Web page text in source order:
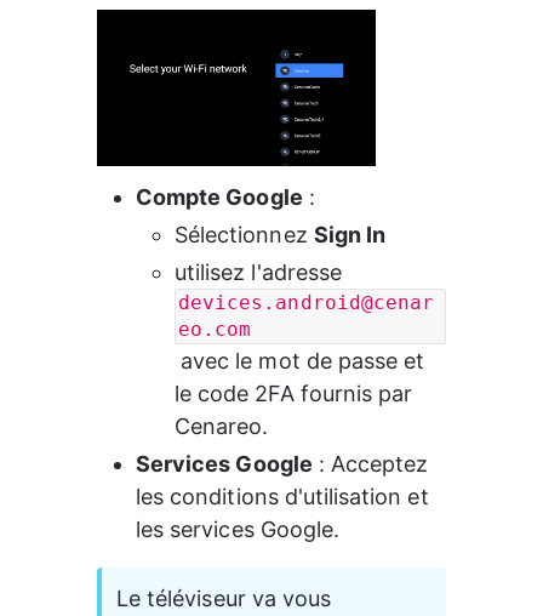
Compte Google :
Sélectionnez Sign In
utilisez l'adresse
devices.android@cenar
eo.com
avec le mot de passe et
le code 2FA fournis par
Cenareo.
Services Google : Acceptez
les conditions d'utilisation et
les services Google.
Le téléviseur va vous